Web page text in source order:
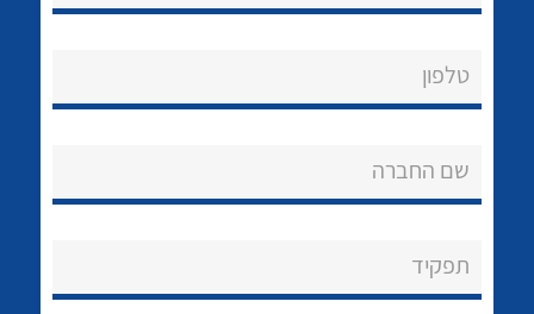
הצוות שלנו
שירותי תמיכה
לכל מוצרי היצרן לכל מוצרי היצרן
טלפון
שם החברה
תפקיד